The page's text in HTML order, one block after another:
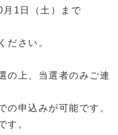
1日（土）まで
ださい。
上、当選者のみご連
の申込みが可能です。
す。